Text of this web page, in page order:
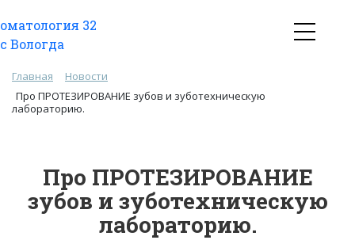
Главная
Новости
Про ПРОТЕЗИРОВАНИЕ зубов и зуботехническую
лабораторию.
Про ПРОТЕЗИРОВАНИЕ
зубов и зуботехническую
лабораторию.